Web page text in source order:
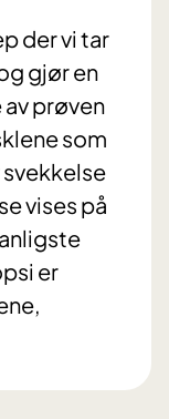
der vi tar
gjør en
prøven
som
svekkelse
vises på
er